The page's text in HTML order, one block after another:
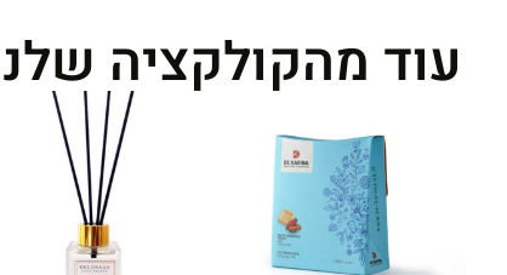
עוד מהקולקציה